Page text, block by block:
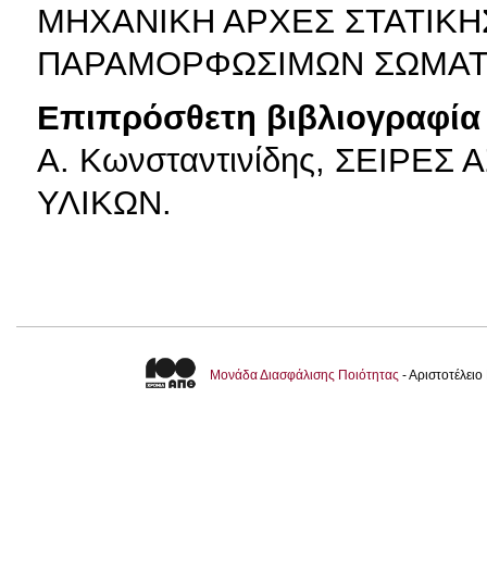
ΜΗΧΑΝΙΚΗ ΑΡΧΕΣ
ΠΑΡΑΜΟΡΦΩΣΙΜΩΝ
Επιπρόσθετη βιβλιογραφία
Α. Κωνσταντινίδης,
ΥΛΙΚΩΝ.
Μονάδα Διασφάλισης Ποιότητας -